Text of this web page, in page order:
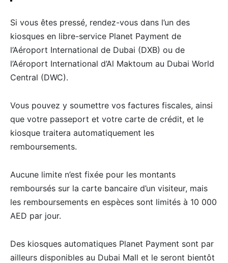
Si vous êtes pressé, rendez-vous dans l’un des
kiosques en libre-service Planet Payment de
l’Aéroport International de Dubai (DXB) ou de
l’Aéroport International d’Al Maktoum au Dubai World
Central (DWC).
Vous pouvez y soumettre vos factures fiscales, ainsi
que votre passeport et votre carte de crédit, et le
kiosque traitera automatiquement les
remboursements.
Aucune limite n’est fixée pour les montants
remboursés sur la carte bancaire d’un visiteur, mais
les remboursements en espèces sont limités à 10 000
AED par jour.
Des kiosques automatiques Planet Payment sont par
ailleurs disponibles au Dubai Mall et le seront bientôt